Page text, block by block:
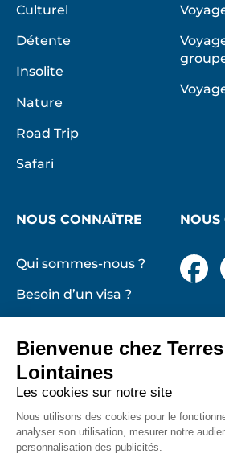
Bienvenue chez Terres
Lointaines
Les cookies sur notre site
Nous utilisons des cookies pour le
analyser son utilisation, mesurer notre
personnalisation des publicités.
Culturel
Détente
Insolite
Nature
Road Trip
Safari
NOUS CONNAÎTRE
Qui sommes-nous ?
Besoin d’un visa ?
et particulières de
vente
Mentions légales,
Protection des
NOUS